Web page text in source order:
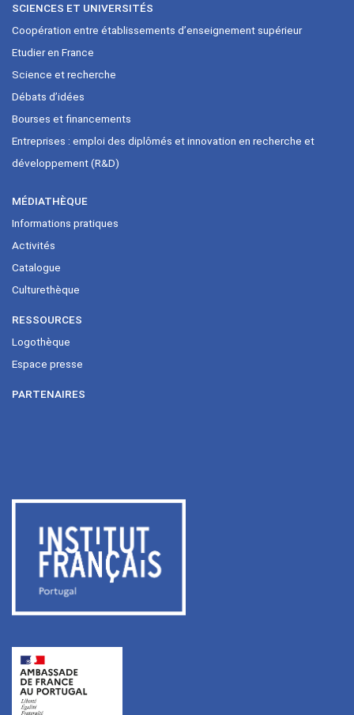
SCIENCES ET UNIVERSITÉS
Coopération entre établissements d’enseignement supérieur
Etudier en France
Science et recherche
Débats d’idées
Bourses et financements
Entreprises : emploi des diplômés et innovation en recherche et
développement (R&D)
MÉDIATHÈQUE
Informations pratiques
Activités
Catalogue
Culturethèque
RESSOURCES
Logothèque
Espace presse
PARTENAIRES